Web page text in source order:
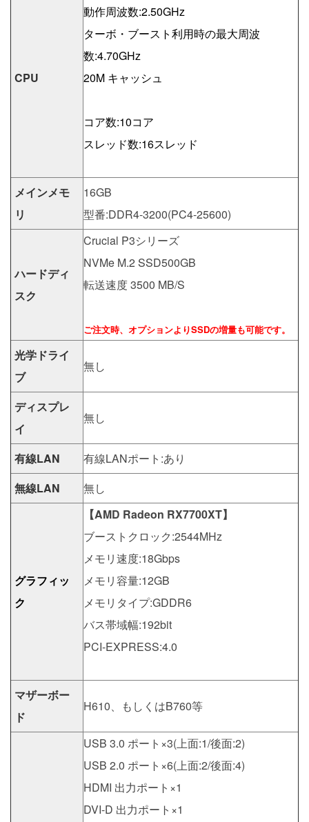
CPU
動作周波数:2.50GHz
ターボ・ブースト利用時の最大周波
数:4.70GHz
20M キャッシュ
コア数:10コア
スレッド数:16スレッド
メインメモ
リ
16GB
型番:DDR4-3200(PC4-25600)
ハードディ
スク
Crucial P3シリーズ
NVMe M.2 SSD500GB
転送速度 3500 MB/S
ご注文時、オプションよりSSDの増量も可能です。
光学ドライ
ブ
無し
ディスプレ
イ
無し
有線LAN
有線LANポート:あり
無線LAN
無し
グラフィッ
ク
【AMD Radeon RX7700XT】
ブーストクロック:2544MHz
メモリ速度:18Gbps
メモリ容量:12GB
メモリタイプ:GDDR6
バス帯域幅:192bit
PCI-EXPRESS:4.0
マザーボー
ド
H610、もしくはB760等
USB 3.0 ポート×3(上面:1/後面:2)
USB 2.0 ポート×6(上面:2/後面:4)
HDMI 出力ポート×1
DVI-D 出力ポート×1